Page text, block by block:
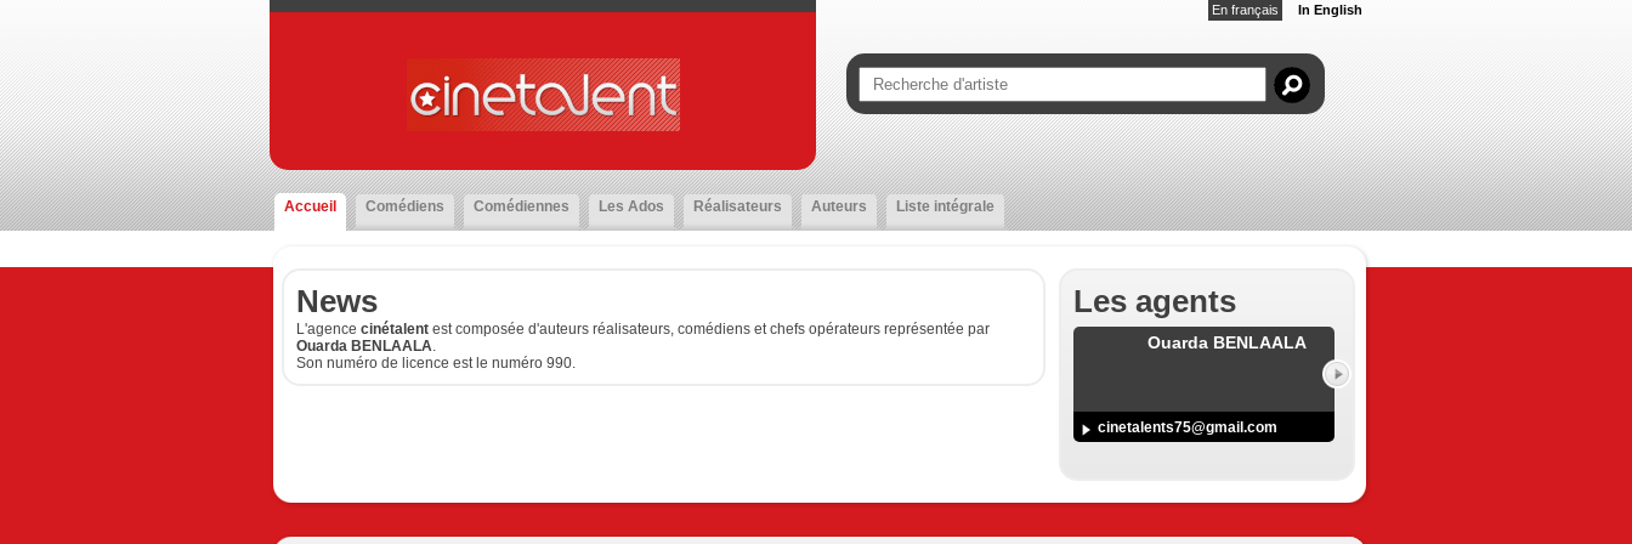
En français In English
Accueil Comédiens Comédiennes Les Ados Réalisateurs Auteurs Liste intégrale
News
L'agence cinétalent est composée d'auteurs réalisateurs, comédiens et chefs opérateurs représentée par
Ouarda BENLAALA.
Son numéro de licence est le numéro 990.
Les agents
Ouarda BENLAALA
cinetalents75@gmail.com